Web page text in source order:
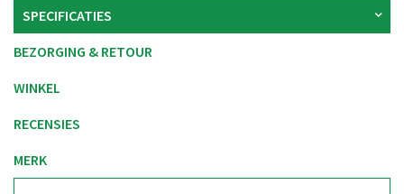
SPECIFICATIES
BEZORGING & RETOUR
WINKEL
RECENSIES
MERK